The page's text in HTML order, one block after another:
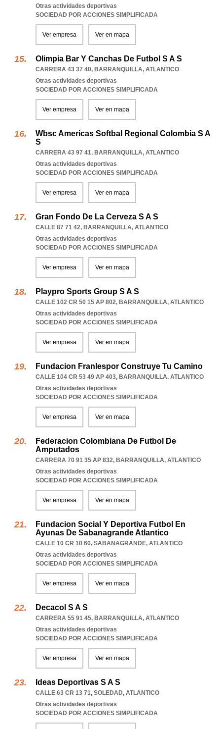
Otras actividades deportivas
SOCIEDAD POR ACCIONES SIMPLIFICADA
Ver empresa Ver en mapa
Olimpia Bar Y Canchas De Futbol S A S
CARRERA 43 37 40, BARRANQUILLA, ATLANTICO
Otras actividades deportivas
SOCIEDAD POR ACCIONES SIMPLIFICADA
Ver empresa Ver en mapa
Wbsc Americas Softbal Regional Colombia S A
S
CARRERA 43 97 41, BARRANQUILLA, ATLANTICO
Otras actividades deportivas
SOCIEDAD POR ACCIONES SIMPLIFICADA
Ver empresa Ver en mapa
Gran Fondo De La Cerveza S A S
CALLE 87 71 42, BARRANQUILLA, ATLANTICO
Otras actividades deportivas
SOCIEDAD POR ACCIONES SIMPLIFICADA
Ver empresa Ver en mapa
Playpro Sports Group S A S
CALLE 102 CR 50 15 AP 802, BARRANQUILLA, ATLANTICO
Otras actividades deportivas
SOCIEDAD POR ACCIONES SIMPLIFICADA
Ver empresa Ver en mapa
Fundacion Franlespor Construye Tu Camino
CALLE 104 CR 53 49 AP 403, BARRANQUILLA, ATLANTICO
Otras actividades deportivas
SOCIEDAD POR ACCIONES SIMPLIFICADA
Ver empresa Ver en mapa
Federacion Colombiana De Futbol De
Amputados
CARRERA 70 91 35 AP 832, BARRANQUILLA, ATLANTICO
Otras actividades deportivas
SOCIEDAD POR ACCIONES SIMPLIFICADA
Ver empresa Ver en mapa
Fundacion Social Y Deportiva Futbol En
Ayunas De Sabanagrande Atlantico
CALLE 10 CR 10 60, SABANAGRANDE, ATLANTICO
Otras actividades deportivas
SOCIEDAD POR ACCIONES SIMPLIFICADA
Ver empresa Ver en mapa
Decacol S A S
CARRERA 55 91 45, BARRANQUILLA, ATLANTICO
Otras actividades deportivas
SOCIEDAD POR ACCIONES SIMPLIFICADA
Ver empresa Ver en mapa
Ideas Deportivas S A S
CALLE 63 CR 13 71, SOLEDAD, ATLANTICO
Otras actividades deportivas
SOCIEDAD POR ACCIONES SIMPLIFICADA